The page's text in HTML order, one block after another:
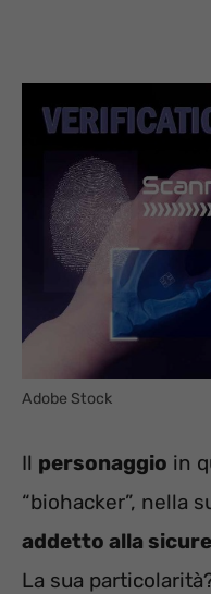
Adobe Stock
Il personaggio in
“biohacker”, nella
addetto alla
La sua